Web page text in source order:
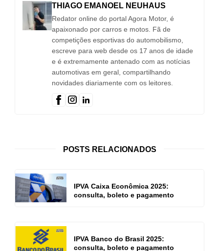
THIAGO EMANOEL NEUHAUS
Redator online do portal Agora Motor, é
apaixonado por carros e motos. Fã de
competições esportivas do automobilismo,
escreve para web desde os 17 anos de idade
e é extremamente antenado com as notícias
automotivas em geral, compartilhando
novidades diariamente com os leitores.
POSTS RELACIONADOS
IPVA Caixa Econômica 2025:
consulta, boleto e pagamento
IPVA Banco do Brasil 2025:
consulta, boleto e pagamento